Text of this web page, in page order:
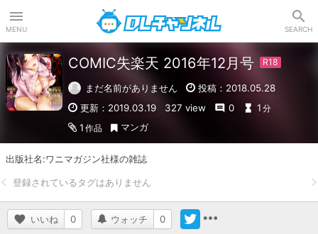
MENU SEARCH
COMIC失楽天 2016年12月号
まだ名前がありません
投稿：2018.05.28
更新：2019.03.19
327 view 0 1 分
1 作品 マンガ
出版社名:ワニマガジン社様の雑誌
いいね 0 ウォッチ 0